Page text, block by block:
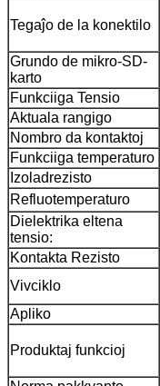
Tegaĵo de la konektilo
Grundo de mikro-SD-
karto
Funkciiga Tensio
Aktuala rangigo
Nombro da kontaktoj
Funkciiga temperaturo
Izoladrezisto
Refluotemperaturo
Dielektrika eltena
tensio:
Kontakta Rezisto
Vivciklo
Apliko
Produktaj funkcioj